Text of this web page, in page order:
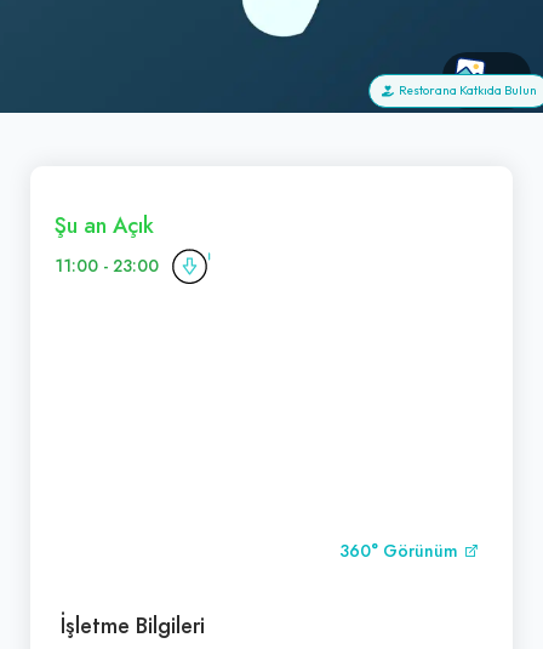
+0
Restorana Katkıda Bulun
Şu an Açık
11:00 - 23:00
360° Görünüm
İşletme Bilgileri